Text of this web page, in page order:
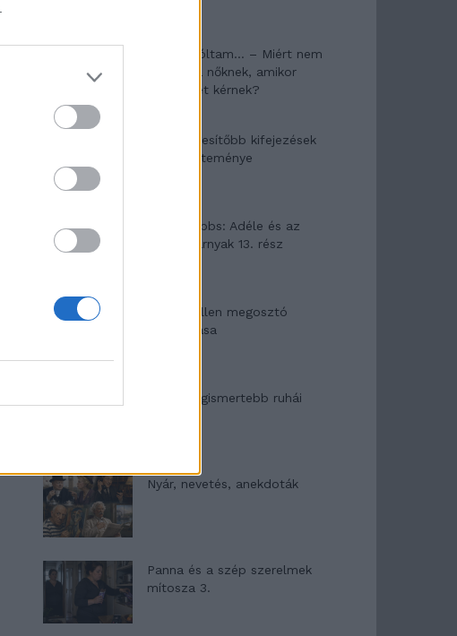
Pedig szóltam… – Miért nem
hiszünk a nőknek, amikor
segítséget kérnek?
A legidegesítőbb kifejezések
laza gyűjteménye
Elyna Robbs: Adéle és az
örökölt árnyak 13. rész
Woody Allen megosztó
zsenialitása
A világ legismertebb ruhái
Nyár, nevetés, anekdoták
Panna és a szép szerelmek
mítosza 3.